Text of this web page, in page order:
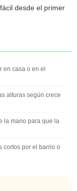
desde el primer
en casa o en el
alturas según crece
la mano para que la
por el barrio o